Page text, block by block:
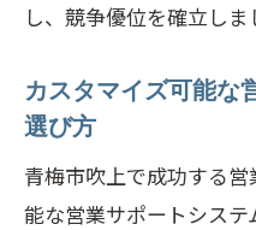
し、競争優位を確立しま
カスタマイズ可能な
選び方
青梅市吹上で成功する
能な営業サポートシス